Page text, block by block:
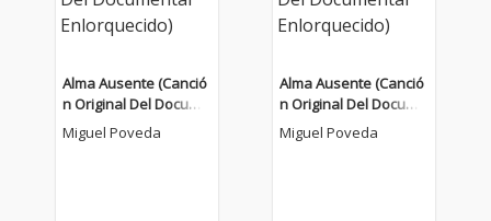
Alma Ausente (Canció
n Original Del Docume
ntal Enlorquecido)
Miguel Poveda
Alma Ausente (Canció
n Original Del Docume
ntal Enlorquecido)
Miguel Poveda